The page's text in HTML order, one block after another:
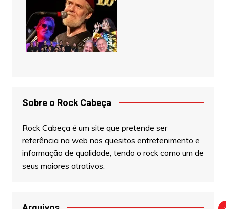
Sobre o Rock Cabeça
Rock Cabeça é um site que pretende ser
referência na web nos quesitos entretenimento e
informação de qualidade, tendo o rock como um de
seus maiores atrativos.